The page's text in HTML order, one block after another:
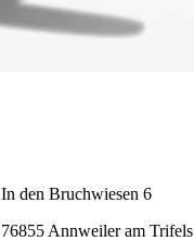
In den Bruchwiesen 6
76855 Annweiler am Trifels